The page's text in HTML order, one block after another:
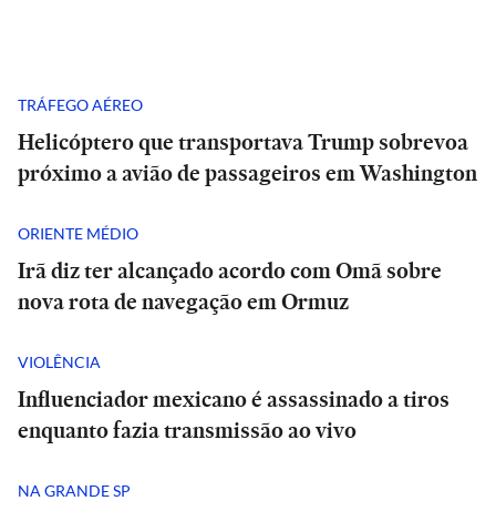
TRÁFEGO AÉREO
Helicóptero que transportava Trump sobrevoa
próximo a avião de passageiros em Washington
ORIENTE MÉDIO
Irã diz ter alcançado acordo com Omã sobre
nova rota de navegação em Ormuz
VIOLÊNCIA
Influenciador mexicano é assassinado a tiros
enquanto fazia transmissão ao vivo
NA GRANDE SP